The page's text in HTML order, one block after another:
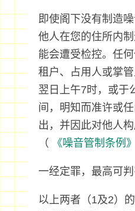
即使阁下没有制造
他人在您的住所内
能会遭受检控。任何
租户、占用人或掌
翌日上午7时，或于
间，明知而准许或
出，并因此对他人
（
《噪音管制条例》
一经定罪，最高可判
以上两者（1及2）